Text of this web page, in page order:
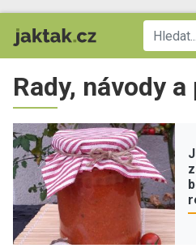
Rady, návody